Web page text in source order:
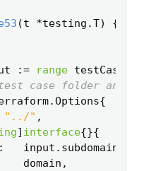
(t *testing .T)
{
:= range testCases
case folder and
.Options{
"../" ,
] interface{}{
: input . subdomain
domain ,